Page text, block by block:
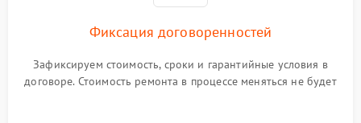
Фиксация договоренностей
Зафиксируем стоимость, сроки и гарантийные условия в
договоре. Стоимость ремонта в процессе меняться не будет